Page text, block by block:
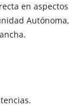
en aspectos
Autónoma,